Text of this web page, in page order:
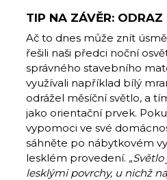
TIP NA ZÁVĚR: ODRAZ
Ač to dnes může znít
řešili naši předci noční
správného stavebního
využívali například bílý
odrážel měsíční světlo, a
jako orientační prvek.
vypomoci ve své
sáhněte po nábytkovém
lesklém provedení. „Světlo
lesklými povrchy, u nichž